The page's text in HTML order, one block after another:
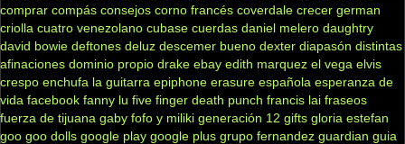
comprar compás consejos corno francés coverdale crecer german
criolla cuatro venezolano cubase cuerdas daniel melero daughtry
david bowie deftones deluz descemer bueno dexter diapasón distintas
afinaciones dominio propio drake ebay edith marquez el vega elvis
crespo enchufa la guitarra epiphone erasure española esperanza de
vida facebook fanny lu five finger death punch francis lai fraseos
fuerza de tijuana gaby fofo y miliki generación 12 gifts gloria estefan
goo goo dolls google play google plus grupo fernandez guardian guia